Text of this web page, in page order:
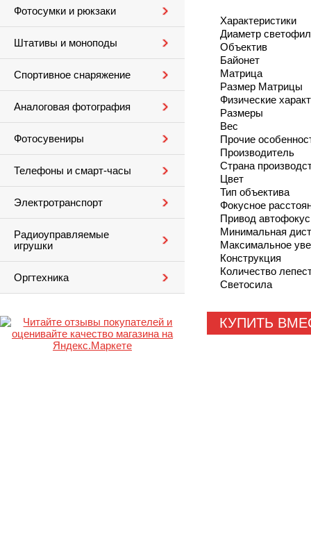
Фотосумки и рюкзаки
Штативы и моноподы
Спортивное снаряжение
Аналоговая фотография
Фотосувениры
Телефоны и смарт-часы
Электротранспорт
Радиоуправляемые
игрушки
Оргтехника
Характеристики
Диаметр
Объектив
Байонет
Матрица
Размер Матрицы
Физические
Размеры
Вес
Прочие
Производитель
Страна
Цвет
Тип объектива
Фокусное
Привод
Минимальная
Максимальное
Конструкция
Количество
Светосила
КУПИТЬ